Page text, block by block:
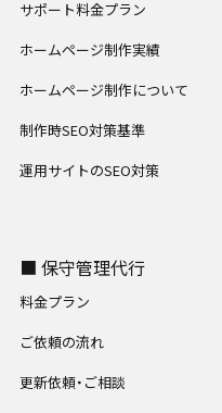
サポート料金プラン
ホームページ制作実績
ホームページ制作について
制作時SEO対策基準
運用サイトのSEO対策
■ 保守管理代行
料金プラン
ご依頼の流れ
更新依頼・ご相談